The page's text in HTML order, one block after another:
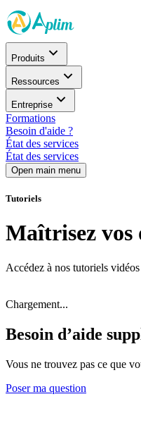
Produits
Ressources
Entreprise
Formations
Besoin d'aide ?
État des services
État des services
Open main menu
Tutoriels
Maîtrisez vos
Accédez à nos tutoriels
Chargement...
Besoin d’aide
Vous ne trouvez pas ce que
Poser ma question